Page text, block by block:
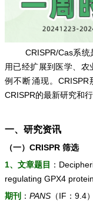
CRISPR/Cas系统是
用已经扩展到医学、
例不断涌现。
CRISPR的最新研究和
一、研究资讯
（一）CRISPR 筛选
1、文章题目 ：
regulating GPX4
期刊 ： PANS （IF：9.4）